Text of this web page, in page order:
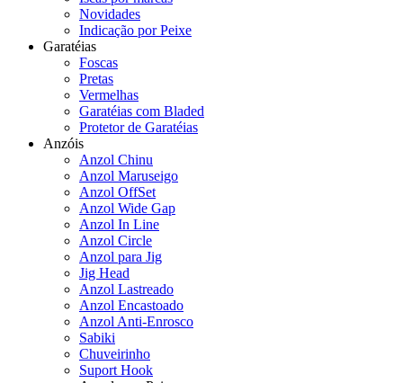
Novidades
Indicação por Peixe
Garatéias
Foscas
Pretas
Vermelhas
Garatéias com Bladed
Protetor de Garatéias
Anzóis
Anzol Chinu
Anzol Maruseigo
Anzol OffSet
Anzol Wide Gap
Anzol In Line
Anzol Circle
Anzol para Jig
Jig Head
Anzol Lastreado
Anzol Encastoado
Anzol Anti-Enrosco
Sabiki
Chuveirinho
Suport Hook